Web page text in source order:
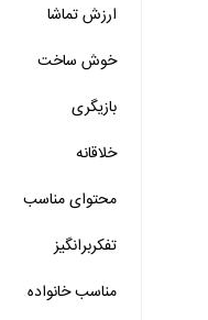
خیر
خیر
خیر
خیر
خیر تقریبا
خیر
خیر
ارزش تماشا
خوش ساخت
بازیگری
خلاقانه
محتوای مناسب
تفکربرانگیز
مناسب خانواده‌